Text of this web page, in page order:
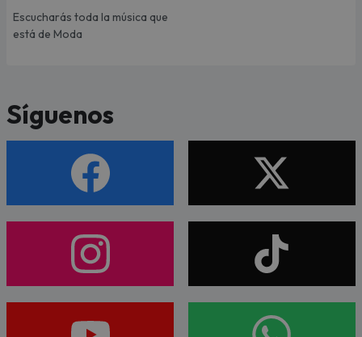
Escucharás toda la música que
está de Moda
Síguenos